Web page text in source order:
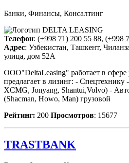
Банки, Финансы, Консалтинг
Телефон: (+998 71) 200 55 88, (+998
Адрес: Узбекистан, Ташкент,
улица, дом 52А
ООО"DeltaLeasing" работает в сфере
предлагает в лизинг: -
XCMG, Jonyang, Shantui,Volvo) -
(Shacman, Howo, Man) грузовой
Рейтинг: 200 Просмотров: 15677
TRASTBANK